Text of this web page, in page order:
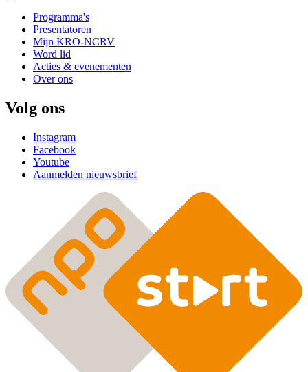
Programma's
Presentatoren
Mijn KRO-NCRV
Word lid
Acties & evenementen
Over ons
Volg ons
Instagram
Facebook
Youtube
Aanmelden nieuwsbrief